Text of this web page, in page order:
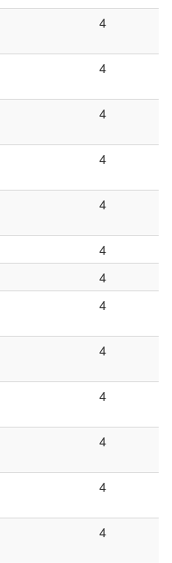
4
4
4
4
4
4
4
4
4
4
4
4
4